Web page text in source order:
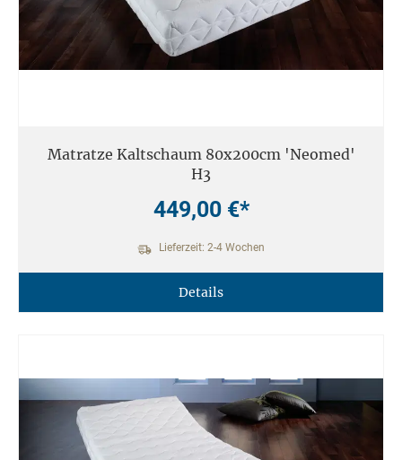
Matratze Kaltschaum 80x200cm 'Neomed'
H3
449,00 €*
Lieferzeit: 2-4 Wochen
Details